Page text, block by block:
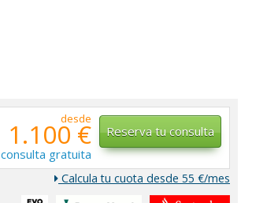
desde
1.100 €
consulta gratuita
Reserva tu consulta
Calcula tu cuota desde 55 €/mes